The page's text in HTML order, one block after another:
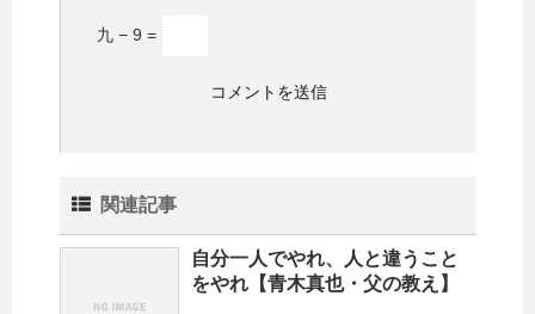
九 − 9 =
関連記事
自分一人でやれ、人と違うこと
をやれ【青木真也・父の教え】